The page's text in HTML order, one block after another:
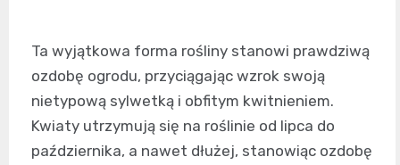
Ta wyjątkowa forma rośliny stanowi prawdziwą
ozdobę ogrodu, przyciągając wzrok swoją
nietypową sylwetką i obfitym kwitnieniem.
Kwiaty utrzymują się na roślinie od lipca do
października, a nawet dłużej, stanowiąc ozdobę